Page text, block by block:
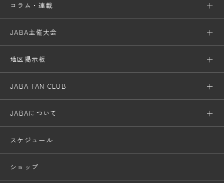
コラム・連載
JABA主催大会
地区掲示板
JABA FAN CLUB
JABAについて
スケジュール
ショップ